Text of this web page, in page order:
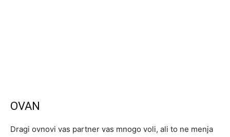
OVAN
Dragi ovnovi vas partner vas mnogo voli, ali to ne menja